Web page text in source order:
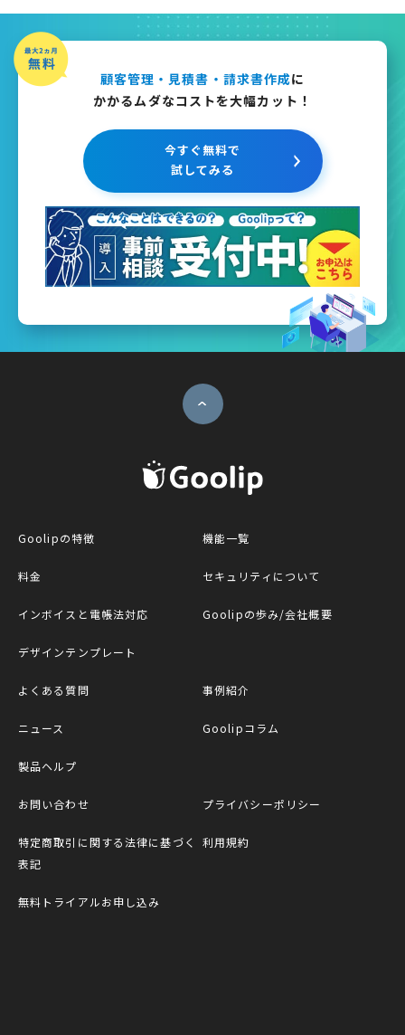
顧客管理・見積書・請求書作成に
かかるムダなコストを大幅カット！
今すぐ無料で
試してみる
Goolipの特徴 機能一覧
料金 セキュリティについて
インボイスと電帳法対応 Goolipの歩み/会社概要
デザインテンプレート
よくある質問 事例紹介
ニュース Goolipコラム
製品ヘルプ
お問い合わせ プライバシーポリシー
特定商取引に関する法律に基づく
表記
利用規約
無料トライアルお申し込み